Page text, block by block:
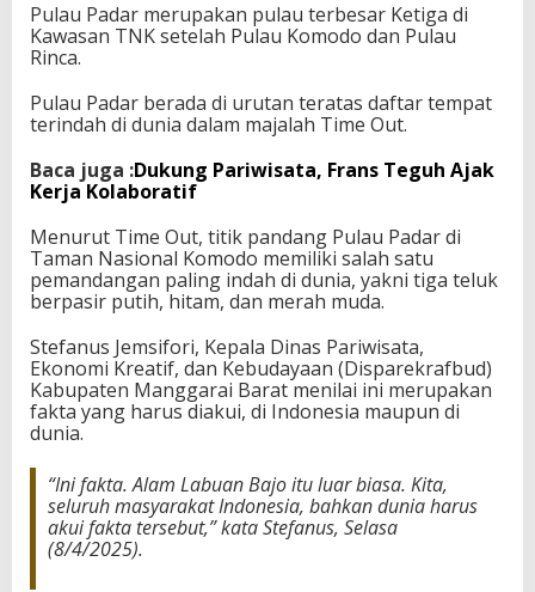
i
T
p
a
T
i
n
d
a
d
i
D
u
n
Pulau Padar merupakan pulau terbesar Ketiga di
Kawasan TNK setelah Pulau Komodo dan Pulau
Rinca.
Pulau Padar berada di urutan teratas daftar tempat
terindah di dunia dalam majalah Time Out.
Baca juga :Dukung Pariwisata, Frans Teguh Ajak
Kerja Kolaboratif
Menurut Time Out, titik pandang Pulau Padar di
Taman Nasional Komodo memiliki salah satu
pemandangan paling indah di dunia, yakni tiga teluk
berpasir putih, hitam, dan merah muda.
Stefanus Jemsifori, Kepala Dinas Pariwisata,
Ekonomi Kreatif, dan Kebudayaan (Disparekrafbud)
Kabupaten Manggarai Barat menilai ini merupakan
fakta yang harus diakui, di Indonesia maupun di
dunia.
“Ini fakta. Alam Labuan Bajo itu luar biasa. Kita,
seluruh masyarakat Indonesia, bahkan dunia harus
akui fakta tersebut,” kata Stefanus, Selasa
(8/4/2025).